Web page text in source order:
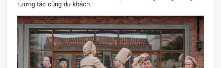
tương tác cùng du khách.